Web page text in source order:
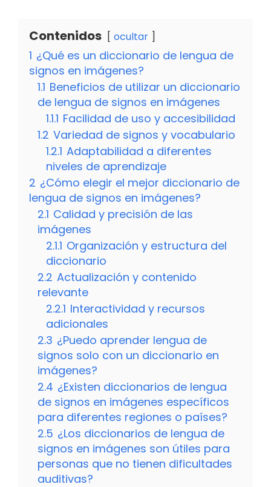
Contenidos ocultar
1 ¿Qué es un diccionario de lengua de
signos en imágenes?
1.1 Beneficios de utilizar un diccionario
de lengua de signos en imágenes
1.1.1 Facilidad de uso y accesibilidad
1.2 Variedad de signos y vocabulario
1.2.1 Adaptabilidad a diferentes
niveles de aprendizaje
2 ¿Cómo elegir el mejor diccionario de
lengua de signos en imágenes?
2.1 Calidad y precisión de las
imágenes
2.1.1 Organización y estructura del
diccionario
2.2 Actualización y contenido
relevante
2.2.1 Interactividad y recursos
adicionales
2.3 ¿Puedo aprender lengua de
signos solo con un diccionario en
imágenes?
2.4 ¿Existen diccionarios de lengua
de signos en imágenes específicos
para diferentes regiones o países?
2.5 ¿Los diccionarios de lengua de
signos en imágenes son útiles para
personas que no tienen dificultades
auditivas?